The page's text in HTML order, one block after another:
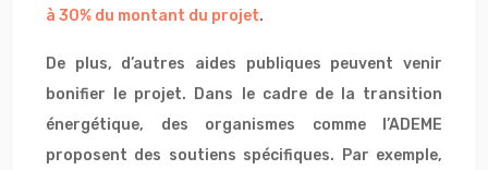
à 30% du montant du projet.
De plus, d’autres aides publiques peuvent venir
bonifier le projet. Dans le cadre de la transition
énergétique, des organismes comme l’ADEME
proposent des soutiens spécifiques. Par exemple,